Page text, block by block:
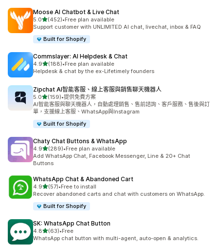
Moose AI Chatbot & Live Chat
5.0滿分 5 顆星
(452)
共有 452 則評價
•Free plan available
Support customer with UNLIMITED AI chat, livechat, inbox & FAQ
Built for Shopify
Commslayer: AI Helpdesk & Chat
4.9滿分 5 顆星
(188)
共有 188 則評價
•Free plan available
Helpdesk & chat by the ex-Lifetimely founders
Zipchat AI智能客服、線上客服與銷售聊天機器人
5.0滿分 5 顆星
(159)
共有 159 則評價
•提供免費方案
AI智能客服與聊天機器人，自動處理銷售、售前諮詢、客戶服務、售後與訂
單，支援線上客服、WhatsApp與Instagram
Built for Shopify
Chaty Chat Buttons & WhatsApp
4.9滿分 5 顆星
(289)
共有 289 則評價
•Free plan available
Add WhatsApp Chat, Facebook Messenger, Line & 20+ Chat
Buttons
WhatsApp Chat & Abandoned Cart
4.9滿分 5 顆星
(57)
共有 57 則評價
•Free to install
Recover abandoned carts and chat with customers on WhatsApp.
Built for Shopify
SK: WhatsApp Chat Button
4.8滿分 5 顆星
(63)
共有 63 則評價
•Free
WhatsApp chat button with multi-agent, auto-open & analytics.